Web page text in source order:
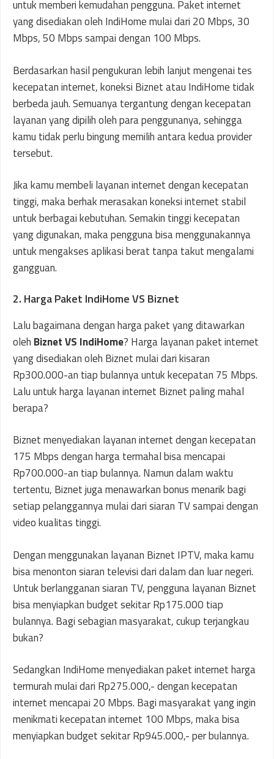
untuk memberi kemudahan pengguna. Paket internet
yang disediakan oleh IndiHome mulai dari 20 Mbps, 30
Mbps, 50 Mbps sampai dengan 100 Mbps.
Berdasarkan hasil pengukuran lebih lanjut mengenai tes
kecepatan internet, koneksi Biznet atau IndiHome tidak
berbeda jauh. Semuanya tergantung dengan kecepatan
layanan yang dipilih oleh para penggunanya, sehingga
kamu tidak perlu bingung memilih antara kedua provider
tersebut.
Jika kamu membeli layanan internet dengan kecepatan
tinggi, maka berhak merasakan koneksi internet stabil
untuk berbagai kebutuhan. Semakin tinggi kecepatan
yang digunakan, maka pengguna bisa menggunakannya
untuk mengakses aplikasi berat tanpa takut mengalami
gangguan.
2. Harga Paket IndiHome VS Biznet
Lalu bagaimana dengan harga paket yang ditawarkan
oleh Biznet VS IndiHome? Harga layanan paket internet
yang disediakan oleh Biznet mulai dari kisaran
Rp300.000-an tiap bulannya untuk kecepatan 75 Mbps.
Lalu untuk harga layanan internet Biznet paling mahal
berapa?
Biznet menyediakan layanan internet dengan kecepatan
175 Mbps dengan harga termahal bisa mencapai
Rp700.000-an tiap bulannya. Namun dalam waktu
tertentu, Biznet juga menawarkan bonus menarik bagi
setiap pelanggannya mulai dari siaran TV sampai dengan
video kualitas tinggi.
Dengan menggunakan layanan Biznet IPTV, maka kamu
bisa menonton siaran televisi dari dalam dan luar negeri.
Untuk berlangganan siaran TV, pengguna layanan Biznet
bisa menyiapkan budget sekitar Rp175.000 tiap
bulannya. Bagi sebagian masyarakat, cukup terjangkau
bukan?
Sedangkan IndiHome menyediakan paket internet harga
termurah mulai dari Rp275.000,- dengan kecepatan
internet mencapai 20 Mbps. Bagi masyarakat yang ingin
menikmati kecepatan internet 100 Mbps, maka bisa
menyiapkan budget sekitar Rp945.000,- per bulannya.